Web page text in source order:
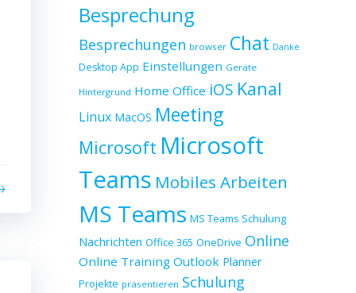
Besprechung
Besprechungen browser Chat Danke
Desktop App Einstellungen Geräte
Hintergrund Home Office iOS Kanal
Linux MacOS Meeting
Microsoft Microsoft
Teams Mobiles Arbeiten
MS Teams MS Teams Schulung
Nachrichten Office 365 OneDrive Online
Online Training Outlook Planner
Projekte präsentieren Schulung